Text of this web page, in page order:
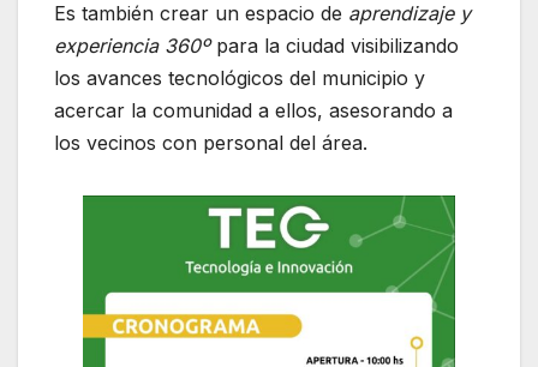
Es también crear un espacio de aprendizaje y
experiencia 360ºpara la ciudad visibilizando
los avances tecnológicos del municipio y
acercar la comunidad a ellos, asesorando a
los vecinos con personal del área.